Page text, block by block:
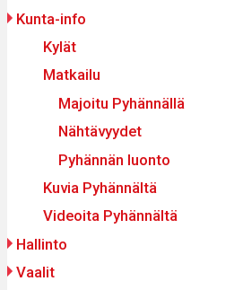
Päävalikko
Kunta-info
Kylät
Matkailu
Majoitu Pyhännällä
Nähtävyydet
Pyhännän luonto
Kuvia Pyhännältä
Videoita Pyhännältä
Hallinto
Vaalit